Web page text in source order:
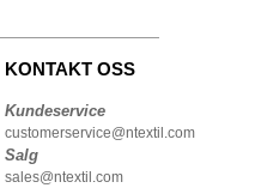
KONTAKT OSS
Kundeservice
customerservice@ntextil.com
Salg
sales@ntextil.com